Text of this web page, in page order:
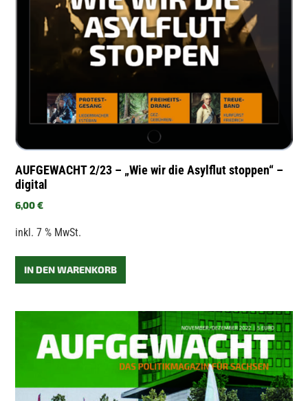
AUFGEWACHT 2/23 – „Wie wir die Asylflut stoppen“ –
digital
6,00€
inkl. 7 % MwSt.
IN DEN WARENKORB